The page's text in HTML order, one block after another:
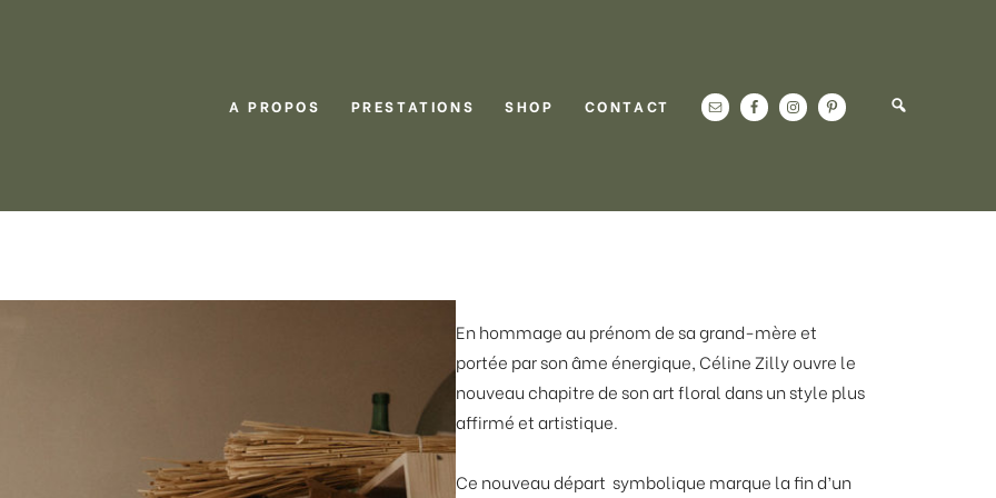
A PROPOS PRESTATIONS SHOP CONTACT
En hommage au prénom de sa grand-mère et
portée par son âme énergique, Céline Zilly ouvre le
nouveau chapitre de son art floral dans un style plus
affirmé et artistique.
Ce nouveau départ symbolique marque la fin d’un